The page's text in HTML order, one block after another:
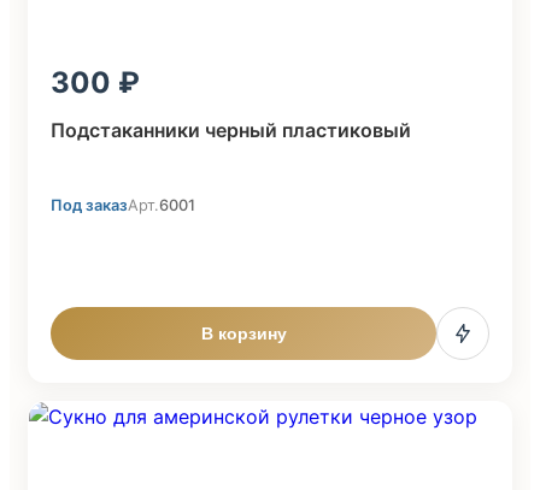
300
Подстаканники черный пластиковый
Под заказАрт.6001
В корзину